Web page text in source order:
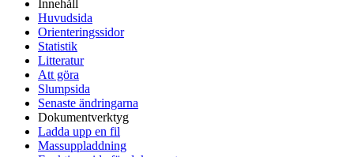
Innehåll
Huvudsida
Orienteringssidor
Statistik
Litteratur
Att göra
Slumpsida
Senaste ändringarna
Dokumentverktyg
Ladda upp en fil
Massuppladdning